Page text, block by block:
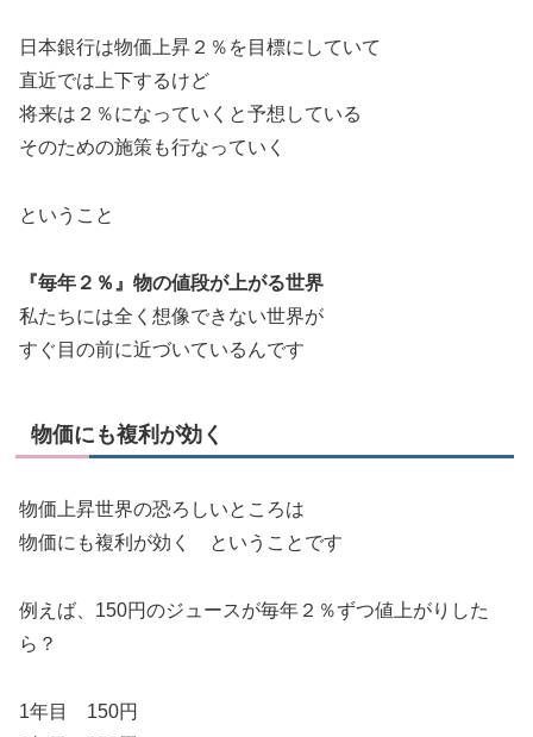
日本銀行は物価上昇２％を目標にしていて
直近では上下するけど
将来は２％になっていくと予想している
そのための施策も行なっていく
ということ
『毎年２％』物の値段が上がる世界
私たちには全く想像できない世界が
すぐ目の前に近づいているんです
物価にも複利が効く
物価上昇世界の恐ろしいところは
物価にも複利が効く ということです
例えば、150円のジュースが毎年２％ずつ値上がりした
ら？
1年目 150円